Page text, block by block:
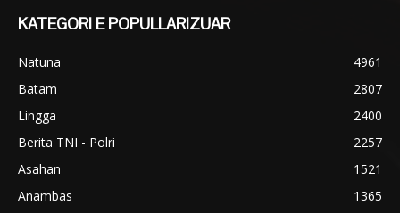
KATEGORI E POPULLARIZUAR
Natuna
4961
Batam
2807
Lingga
2400
Berita TNI - Polri
2257
Asahan
1521
Anambas
1365